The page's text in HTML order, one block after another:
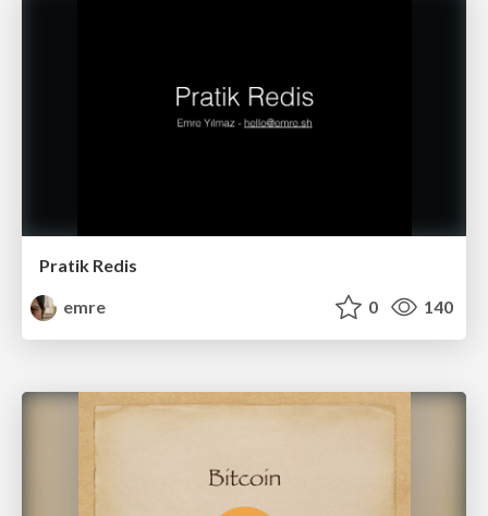
Pratik Redis
emre
0 140